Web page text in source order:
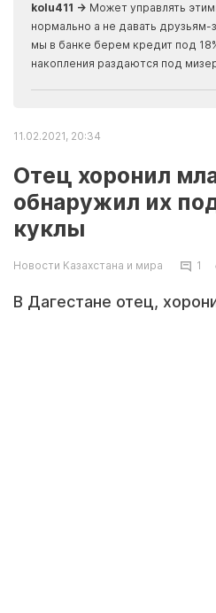
kolu411 → Может управлять
нормально а не давать
мы в банке берем кредит под
накопления раздаются под
11.02.2021, 20:34
Отец хоронил
обнаружил их
куклы
Новости Казахстана и мира 1
В Дагестане отец,